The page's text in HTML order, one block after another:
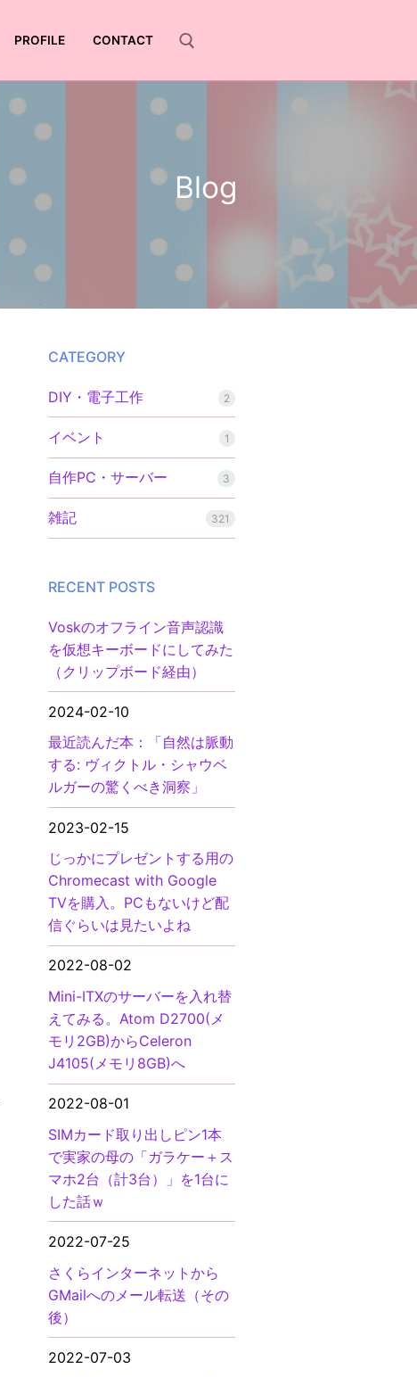
PROFILE CONTACT
Blog
CATEGORY
DIY・電子工作 2
イベント 1
自作PC・サーバー 3
雑記 321
RECENT POSTS
Voskのオフライン音声認識
を仮想キーボードにしてみた
（クリップボード経由）
2024-02-10
最近読んだ本：「自然は脈動
する: ヴィクトル・シャウベ
ルガーの驚くべき洞察」
2023-02-15
じっかにプレゼントする用の
Chromecast with Google
TVを購入。PCもないけど配
信ぐらいは見たいよね
2022-08-02
Mini-ITXのサーバーを入れ替
えてみる。Atom D2700(メ
モリ2GB)からCeleron
J4105(メモリ8GB)へ
2022-08-01
SIMカード取り出しピン1本
で実家の母の「ガラケー＋ス
マホ2台（計3台）」を1台に
した話ｗ
2022-07-25
さくらインターネットから
GMailへのメール転送（その
後）
2022-07-03